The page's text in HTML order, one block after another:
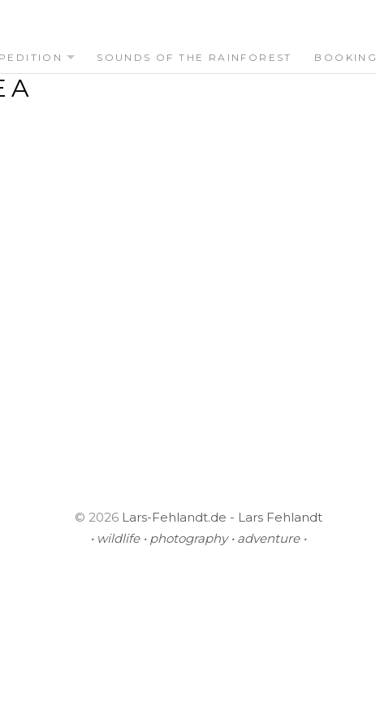
SOUNDS OF THE RAINFOREST BOOKING
© 2026 Lars-Fehlandt.de - Lars Fehlandt
• wildlife • photography • adventure •